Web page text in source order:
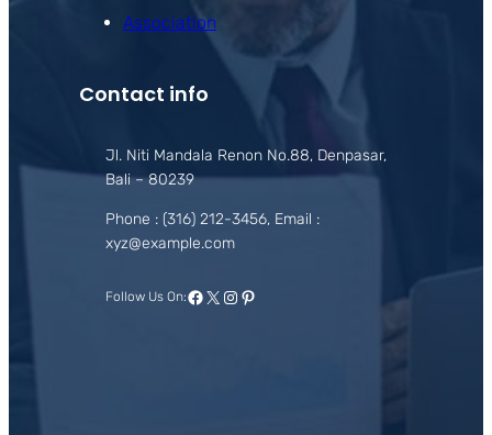
Association
Contact info
Jl. Niti Mandala Renon No.88, Denpasar,
Bali – 80239
Phone : (316) 212-3456, Email :
xyz@example.com
Follow Us On:Facebook
X Instagram
Pinterest